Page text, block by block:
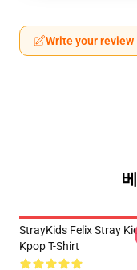
Write your review
StrayKids Felix Stray
Kpop T-Shirt